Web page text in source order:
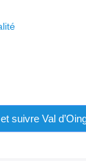
suivre Val